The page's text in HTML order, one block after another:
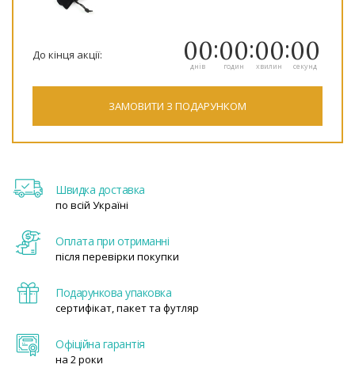
До кінця акції: 00
днів
00
годин
00
хвилин
00
секунд
ЗАМОВИТИ З ПОДАРУНКОМ
Швидка доставка
по всій Україні
Оплата при отриманні
після перевірки покупки
Подарункова упаковка
сертифікат, пакет та футляр
Офіційна гарантія
на 2 роки